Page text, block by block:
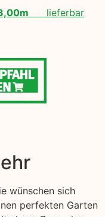
lieferbar
wünschen sich
perfekten Garten